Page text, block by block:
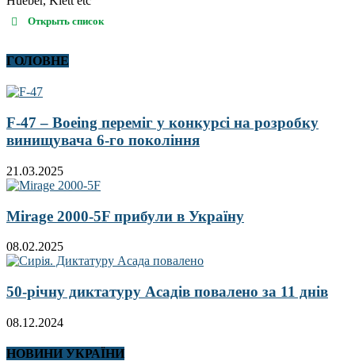
Открыть список
ГОЛОВНЕ
F-47 – Boeing переміг у конкурсі на розробку
винищувача 6-го покоління
21.03.2025
Mirage 2000-5F прибули в Україну
08.02.2025
50-річну диктатуру Асадів повалено за 11 днів
08.12.2024
НОВИНИ УКРАЇНИ